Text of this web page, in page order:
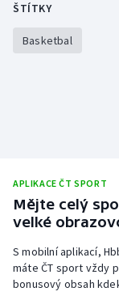
ŠTÍTKY
Basketbal
APLIKACE ČT SPORT
Mějte celý
velké
S mobilní aplikací,
máte ČT sport vždy
bonusový obsah